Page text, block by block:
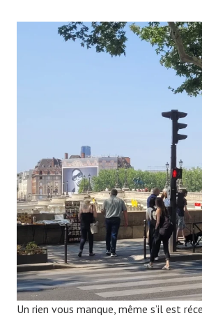
Un rien vous manque, même s’il est